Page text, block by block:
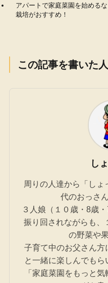
アパートで家庭菜園を始める
栽培がおすすめ！
この記事を書いた人
し
周りの人達から「し
代のおっさ
３人娘（１０歳・8歳
振り回されながらも、
の野菜や
子育て中のお父さん方
と一緒に楽しんでも
「家庭菜園をもっと